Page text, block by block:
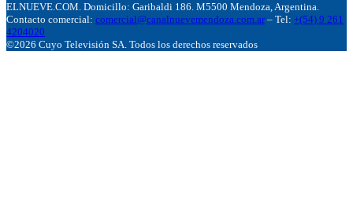
ELNUEVE.COM. Domicillo: Garibaldi 186. M5500 Mendoza, Argentina.
Contacto comercial: comercial@canalnuevemendoza.com.ar – Tel: +(54) 9 261
4204020
©2026 Cuyo Televisión SA. Todos los derechos reservados